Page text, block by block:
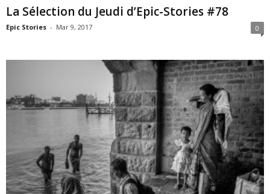
La Sélection du Jeudi d’Epic-Stories #78
Epic Stories - Mar 9, 2017 0